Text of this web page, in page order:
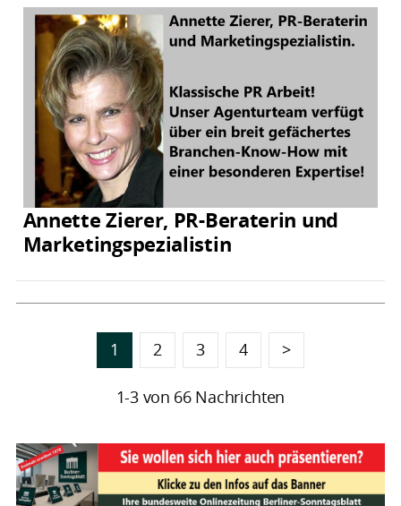
Annette Zierer, PR-Beraterin und
Marketingspezialistin
1 2 3 4 >
1-3 von 66 Nachrichten